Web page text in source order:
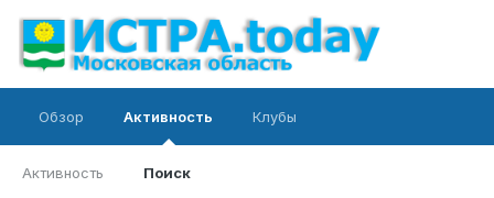
Обзор Активность
Активность Поиск
Клубы